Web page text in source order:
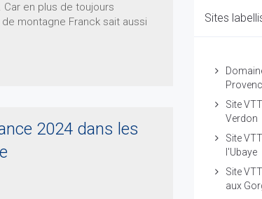
Car en plus de toujours
montagne Franck sait aussi
2024 dans les
Sites
Site
Verdon
Site
l'Ubaye
Site
aux